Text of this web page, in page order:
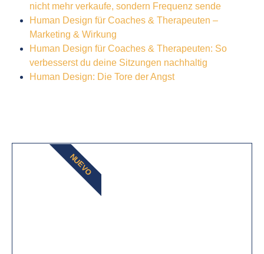
nicht mehr verkaufe, sondern Frequenz sende
Human Design für Coaches & Therapeuten –
Marketing & Wirkung
Human Design für Coaches & Therapeuten: So
verbesserst du deine Sitzungen nachhaltig
Human Design: Die Tore der Angst
NUEVO